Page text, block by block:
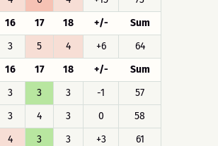
16 17 18 +/-
Sum
3 5 4 +6
64
16 17 18 +/-
Sum
3 3 3 -1
57
3 4 3 0
58
4 3 3 +3
61